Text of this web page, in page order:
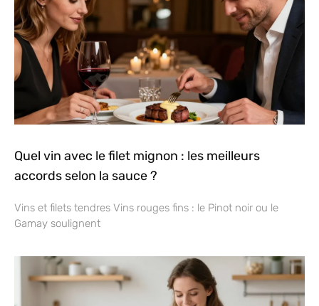
Quel vin avec le filet mignon : les meilleurs
accords selon la sauce ?
Vins et filets tendres Vins rouges fins : le Pinot noir ou le
Gamay soulignent